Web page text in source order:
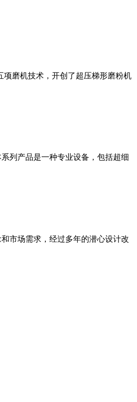
磨机技术，开创了超压梯形磨粉机
列产品是一种专业设备，包括超细
市场需求，经过多年的潜心设计改